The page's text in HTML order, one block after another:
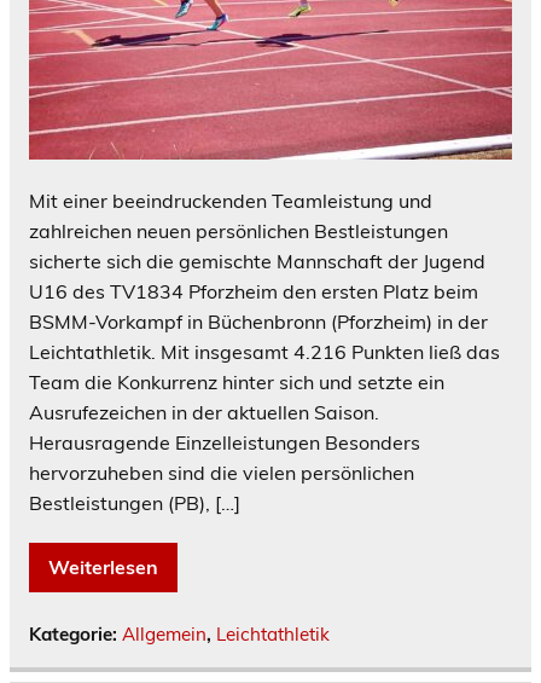
Mit einer beeindruckenden Teamleistung und
zahlreichen neuen persönlichen Bestleistungen
sicherte sich die gemischte Mannschaft der Jugend
U16 des TV1834 Pforzheim den ersten Platz beim
BSMM-Vorkampf in Büchenbronn (Pforzheim) in der
Leichtathletik. Mit insgesamt 4.216 Punkten ließ das
Team die Konkurrenz hinter sich und setzte ein
Ausrufezeichen in der aktuellen Saison.
Herausragende Einzelleistungen Besonders
hervorzuheben sind die vielen persönlichen
Bestleistungen (PB), […]
Weiterlesen
Kategorie: Allgemein, Leichtathletik